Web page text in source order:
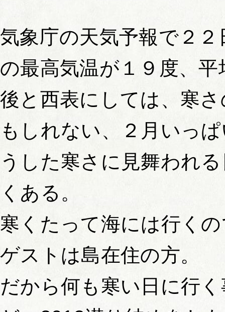
気象庁の天気予報で２
の最高気温が１９度、
後と西表にしては、寒
もしれない、２月いっ
うした寒さに見舞われ
くある。
寒くたって海には行く
ゲストは島在住の方。
だから何も寒い日に行